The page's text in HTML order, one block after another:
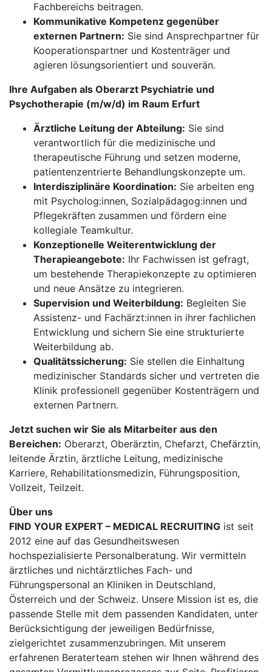
Fachbereichs beitragen.
Kommunikative Kompetenz gegenüber
externen Partnern: Sie sind Ansprechpartner für
Kooperationspartner und Kostenträger und
agieren lösungsorientiert und souverän.
Ihre Aufgaben als Oberarzt Psychiatrie und
Psychotherapie (m/w/d) im Raum Erfurt
Ärztliche Leitung der Abteilung: Sie sind
verantwortlich für die medizinische und
therapeutische Führung und setzen moderne,
patientenzentrierte Behandlungskonzepte um.
Interdisziplinäre Koordination: Sie arbeiten eng
mit Psycholog:innen, Sozialpädagog:innen und
Pflegekräften zusammen und fördern eine
kollegiale Teamkultur.
Konzeptionelle Weiterentwicklung der
Therapieangebote: Ihr Fachwissen ist gefragt,
um bestehende Therapiekonzepte zu optimieren
und neue Ansätze zu integrieren.
Supervision und Weiterbildung: Begleiten Sie
Assistenz- und Fachärzt:innen in ihrer fachlichen
Entwicklung und sichern Sie eine strukturierte
Weiterbildung ab.
Qualitätssicherung: Sie stellen die Einhaltung
medizinischer Standards sicher und vertreten die
Klinik professionell gegenüber Kostenträgern und
externen Partnern.
Jetzt suchen wir Sie als Mitarbeiter aus den
Bereichen: Oberarzt, Oberärztin, Chefarzt, Chefärztin,
leitende Ärztin, ärztliche Leitung, medizinische
Karriere, Rehabilitationsmedizin, Führungsposition,
Vollzeit, Teilzeit.
Über uns
FIND YOUR EXPERT – MEDICAL RECRUITING ist seit
2012 eine auf das Gesundheitswesen
hochspezialisierte Personalberatung. Wir vermitteln
ärztliches und nichtärztliches Fach- und
Führungspersonal an Kliniken in Deutschland,
Österreich und der Schweiz. Unsere Mission ist es, die
passende Stelle mit dem passenden Kandidaten, unter
Berücksichtigung der jeweiligen Bedürfnisse,
zielgerichtet zusammenzubringen. Mit unserem
erfahrenen Beraterteam stehen wir Ihnen während des